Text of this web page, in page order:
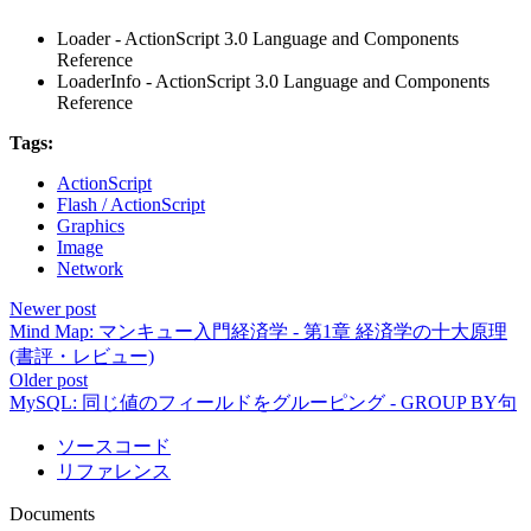
Loader - ActionScript 3.0 Language and Components
Reference
LoaderInfo - ActionScript 3.0 Language and Components
Reference
Tags:
ActionScript
Flash / ActionScript
Graphics
Image
Network
Newer post
Mind Map: マンキュー入門経済学 - 第1章 経済学の十大原理
(書評・レビュー)
Older post
MySQL: 同じ値のフィールドをグルーピング - GROUP BY句
ソースコード
リファレンス
Documents